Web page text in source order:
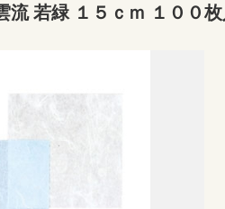
若緑 １５ｃｍ １００枚